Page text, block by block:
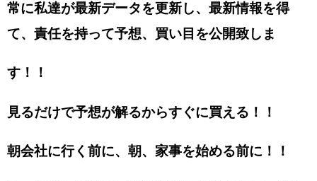
常に私達が最新データを更新し、最新情報を得
て、責任を持って予想、買い目を公開致しま
す！！
見るだけで予想が解るからすぐに買える！！
朝会社に行く前に、朝、家事を始める前に！！